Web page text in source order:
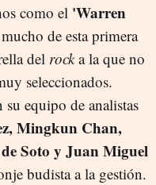
como el 'Warren
de esta primera
del rocka la que no
seleccionados.
equipo de analistas
Mingkun Chan,
Soto y Juan Miguel
budista a la gestión.